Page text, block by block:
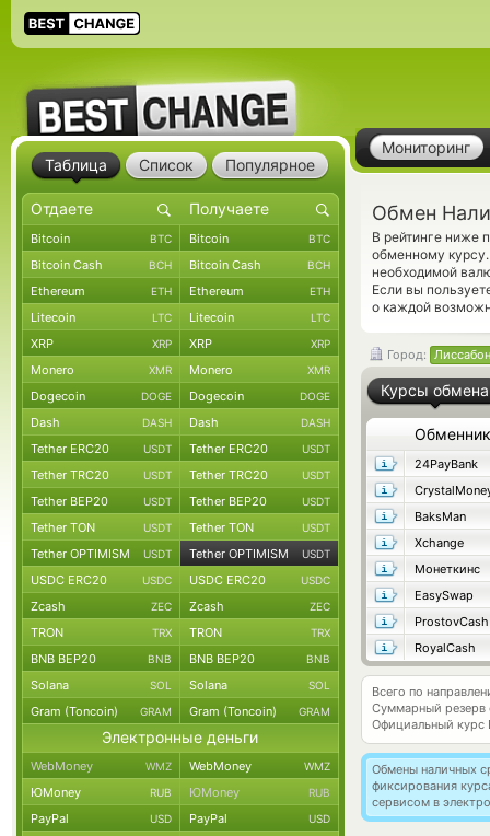
Мониторинг
Обмен
В рейтинге ниже
обменному
необходимой
Если вы
о каждой
Город: Лиссабон
Курсы обмена
Обменник
24PayBank
BaksMan
Xchange
Монеткинс
EasySwap
ProstovCash
RoyalCash
Всего по
Суммарный резерв
Официальный курс
Обмены наличных
фиксирования
сервисом в
Таблица Список Популярное
Bitcoin BTC Bitcoin BTC
Bitcoin Cash BCH Bitcoin Cash BCH
Ethereum ETH Ethereum ETH
Litecoin LTC Litecoin LTC
XRP XRP XRP XRP
Monero XMR Monero XMR
Dogecoin DOGE Dogecoin DOGE
Dash DASH Dash DASH
Tether ERC20 USDT Tether ERC20 USDT
Tether TRC20 USDT Tether TRC20 USDT
Tether BEP20 USDT Tether BEP20 USDT
Tether TON USDT Tether TON USDT
Tether OPTIMISM USDT Tether OPTIMISM USDT
USDC ERC20 USDC USDC ERC20 USDC
Zcash ZEC Zcash ZEC
TRON TRX TRON TRX
BNB BEP20 BNB BNB BEP20 BNB
Solana SOL Solana SOL
Gram (Toncoin) GRAM Gram (Toncoin) GRAM
Электронные деньги
WebMoney WMZ WebMoney WMZ
ЮMoney RUB ЮMoney RUB
PayPal USD PayPal USD